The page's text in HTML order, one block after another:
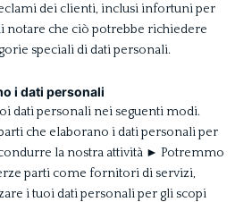
dei clienti, inclusi infortuni per
notare che ciò potrebbe richiedere
speciali di dati personali.
i dati personali
dati personali nei seguenti modi.
che elaborano i dati personali per
la nostra attività ► Potremmo
parti come fornitori di servizi,
i tuoi dati personali per gli scopi